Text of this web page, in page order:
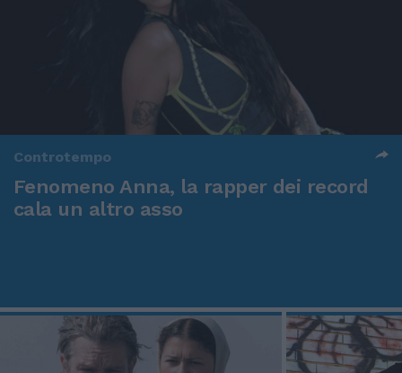
Controtempo
Fenomeno Anna, la rapper dei record
cala un altro asso